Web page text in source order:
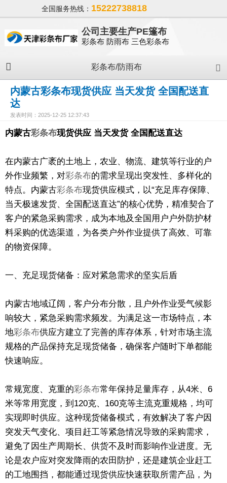
全国服务热线： 15222738818
公司主要生产PE篷布
彩条布 防雨布 三色彩条布
彩条布/防雨布
内蒙古彩条布现货供应 当天发货 全国配送直
达
发表时间：2025-12-25 12:37:43
内蒙古彩条布现货供应 当天发货 全国配送直达
在内蒙古广袤的土地上，农业、物流、建筑等行业的户
外作业频繁，对彩条布的需求呈现出突发性、多样化的
特点。内蒙古彩条布现货供应模式，以“充足库存保障、
当天极速发货、全国配送直达”的核心优势，精准契合了
客户的紧急采购需求，成为本地及全国用户户外防护材
料采购的优选渠道，为各类户外作业提供了高效、可靠
的物资保障。
一、充足现货储备：应对紧急需求的坚实后盾
内蒙古地域辽阔，客户分布分散，且户外作业受气候影
响较大，紧急采购需求频发。为满足这一市场特点，本
地彩条布供应方建立了完善的库存体系，针对市场主流
规格的产品保持充足现货储备，确保客户随时下单都能
快速响应。
常规宽度、克重的彩条布常年保持足量库存，从4米、6
米等常用宽度，到120克、160克等主流克重规格，均可
实现即时供应。这种现货储备模式，有效解决了客户因
突发天气变化、项目赶工等紧急情况导致的采购需求，
避免了因生产周期长、供货不及时而影响作业进度。无
论是农户应对突发降雨的农田防护，还是建筑企业赶工
的工地围挡，都能通过现货供应快速获取所需产品，为